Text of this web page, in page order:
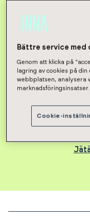
2h, kt, parv
riippuen
Bättre service med
Genom att klicka på
lagring av cookies på
webbplatsen, analysera
marknadsföringsinsatser.
Cookie-